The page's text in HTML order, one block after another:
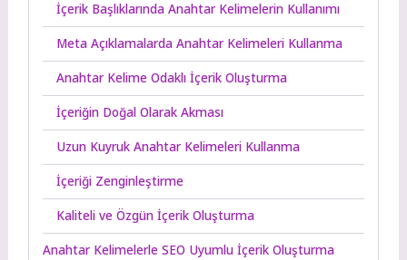
İçerik Başlıklarında Anahtar Kelimelerin Kullanımı
Meta Açıklamalarda Anahtar Kelimeleri Kullanma
Anahtar Kelime Odaklı İçerik Oluşturma
İçeriğin Doğal Olarak Akması
Uzun Kuyruk Anahtar Kelimeleri Kullanma
İçeriği Zenginleştirme
Kaliteli ve Özgün İçerik Oluşturma
Anahtar Kelimelerle SEO Uyumlu İçerik Oluşturma